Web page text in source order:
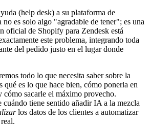
(help desk) a su plataforma de
es solo algo "agradable de tener"; es una
oficial de Shopify para Zendesk está
este problema, integrando toda
del pedido justo en el lugar donde
todo lo que necesita saber sobre la
es lo que hace bien, cómo ponerla en
cómo sacarle el máximo provecho.
cuándo tiene sentido añadir IA a la mezcla
los datos de los clientes a automatizar